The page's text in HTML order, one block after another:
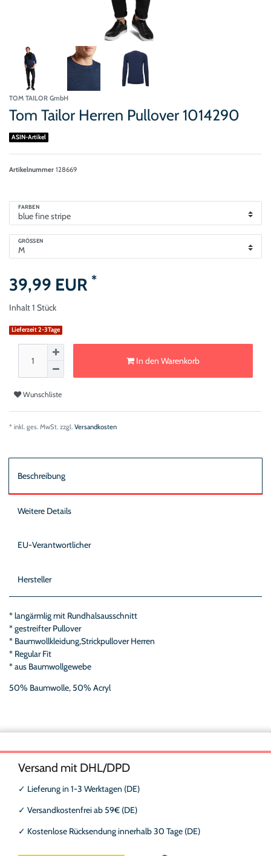
TOM TAILOR GmbH
Tom Tailor Herren Pullover 1014290
ASIN-Artikel
Artikelnummer 128669
FARBEN
GRÖSSEN
39,99 EUR *
Inhalt1 Stück
Lieferzeit 2-3Tage
In den Warenkorb
Wunschliste
* inkl. ges. MwSt. zzgl. Versandkosten
Beschreibung
Weitere Details
EU-Verantwortlicher
Hersteller
* langärmlig mit Rundhalsausschnitt
* gestreifter Pullover
* Baumwollkleidung,Strickpullover Herren
* Regular Fit
* aus Baumwollgewebe
50% Baumwolle, 50% Acryl
Versand mit DHL/DPD
✓ Lieferung in 1-3 Werktagen (DE)
✓ Versandkostenfrei ab 59€ (DE)
✓ Kostenlose Rücksendung innerhalb 30 Tage (DE)